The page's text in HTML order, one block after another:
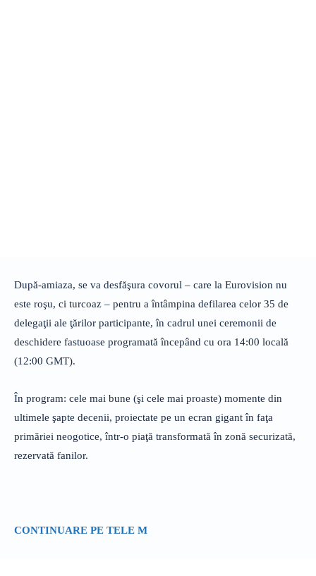
După-amiaza, se va desfăşura covorul – care la Eurovision nu
este roşu, ci turcoaz – pentru a întâmpina defilarea celor 35 de
delegaţii ale ţărilor participante, în cadrul unei ceremonii de
deschidere fastuoase programată începând cu ora 14:00 locală
(12:00 GMT).
În program: cele mai bune (şi cele mai proaste) momente din
ultimele şapte decenii, proiectate pe un ecran gigant în faţa
primăriei neogotice, într-o piaţă transformată în zonă securizată,
rezervată fanilor.
CONTINUARE PE TELE M